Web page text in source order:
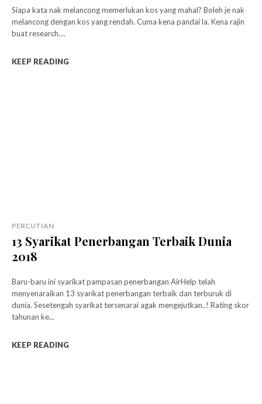
Siapa kata nak melancong memerlukan kos yang mahal? Boleh je nak
melancong dengan kos yang rendah. Cuma kena pandai la. Kena rajin
buat research....
KEEP READING
PERCUTIAN
13 Syarikat Penerbangan Terbaik Dunia
2018
Baru-baru ini syarikat pampasan penerbangan AirHelp telah
menyenaraikan 13 syarikat penerbangan terbaik dan terburuk di
dunia. Sesetengah syarikat tersenarai agak mengejutkan..! Rating skor
tahunan ke...
KEEP READING